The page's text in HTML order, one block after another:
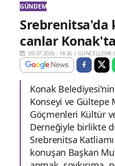
GÜNDEM
Srebrenitsa'da
canlar Konak'ta
09.07.2026 - 14:26 |
Konak
Konseyi ve Gültepe
Göçmenleri Kültür
Derneğiyle birlikte
Srebrenitsa
konuşan Başkan